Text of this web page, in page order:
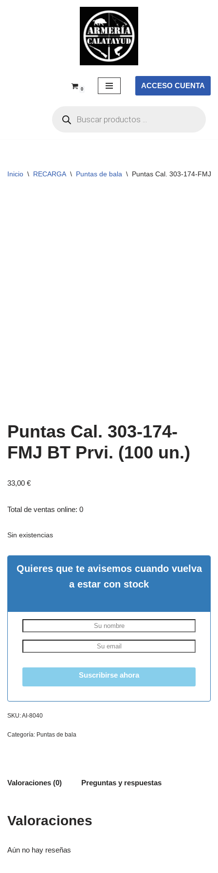
0 ACCESO CUENTA
Inicio \ RECARGA \ Puntas de bala \ Puntas Cal. 303-174-FMJ
Puntas Cal. 303-174-
FMJ BT Prvi. (100 un.)
33,00 €
Total de ventas online: 0
Sin existencias
Quieres que te avisemos cuando vuelva
a estar con stock
Suscribirse ahora
SKU:AI-8040
Categoría: Puntas de bala
Valoraciones (0) Preguntas y respuestas
Valoraciones
Aún no hay reseñas